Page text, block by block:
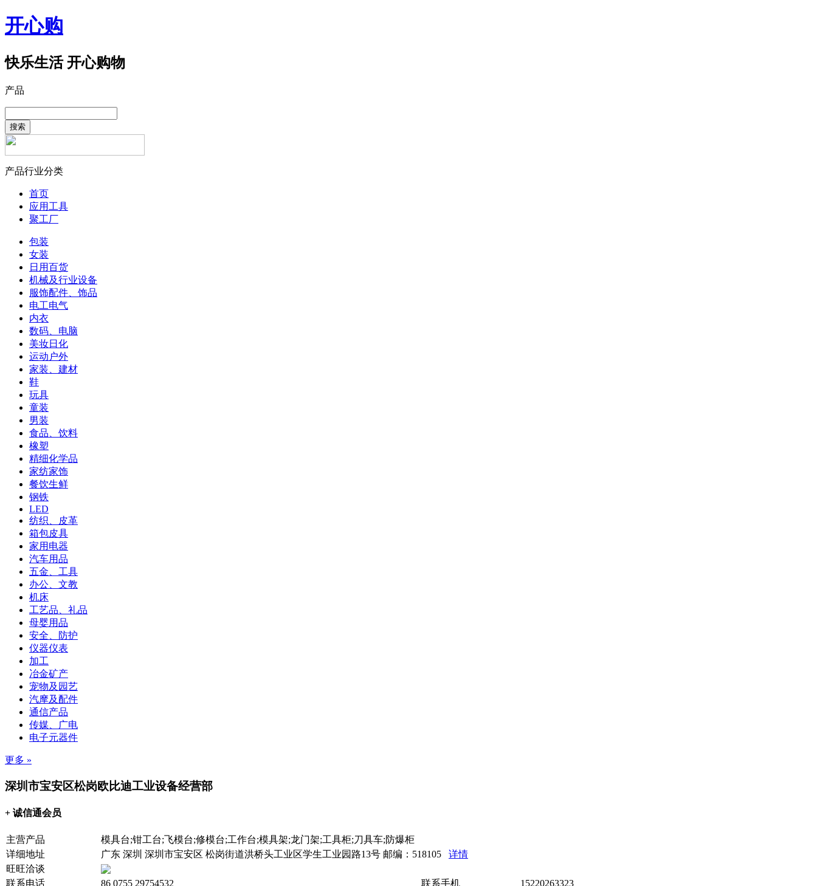
开心购
快乐生活 开心购物
产品
搜索
产品行业分类
首页
应用工具
聚工厂
包装
女装
日用百货
机械及行业设备
服饰配件、饰品
电工电气
内衣
数码、电脑
美妆日化
运动户外
家装、建材
鞋
玩具
童装
男装
食品、饮料
橡塑
精细化学品
家纺家饰
餐饮生鲜
钢铁
LED
纺织、皮革
箱包皮具
家用电器
汽车用品
五金、工具
办公、文教
机床
工艺品、礼品
母婴用品
安全、防护
仪器仪表
加工
冶金矿产
宠物及园艺
汽摩及配件
通信产品
传媒、广电
电子元器件
更多 »
深圳市宝安区松岗欧比迪工业设备经营部
+ 诚信通会员
主营产品
模具台;钳工台;飞模台;修模台;工作台;模具架;龙门架;工具柜;刀具车;防爆柜
详细地址
广东 深圳 深圳市宝安区 松岗街道洪桥头工业区学生工业园路13号 邮编：518105 详情
旺旺洽谈
联系电话
86 0755 29754532 联系手机
15220263323